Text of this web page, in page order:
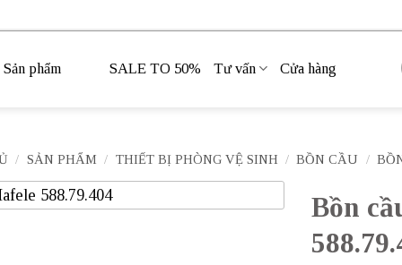
Sản phẩm SALE TO 50% Tư vấn Cửa hàng
/ SẢN PHẨM / THIẾT BỊ PHÒNG VỆ SINH / BỒN CẦU /
Bồn